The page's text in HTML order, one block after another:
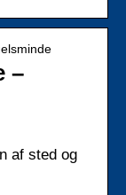
–
af sted og